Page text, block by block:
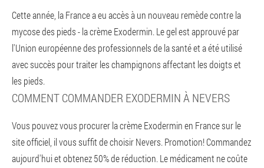
Cette année, la France a eu accès à un nouveau remède contre la
mycose des pieds - la crème Exodermin. Le gel est approuvé par
l'Union européenne des professionnels de la santé et a été utilisé
avec succès pour traiter les champignons affectant les doigts et
les pieds.
COMMENT COMMANDER EXODERMIN À NEVERS
Vous pouvez vous procurer la crème Exodermin en France sur le
site officiel, il vous suffit de choisir Nevers. Promotion! Commandez
aujourd'hui et obtenez 50% de réduction. Le médicament ne coûte